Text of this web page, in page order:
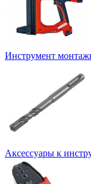
Инструмент
Аксессуары к